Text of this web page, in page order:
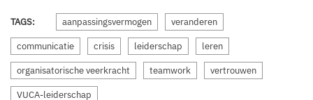
TAGS: aanpassingsvermogen veranderen
communicatie crisis leiderschap leren
organisatorische veerkracht teamwork vertrouwen
VUCA-leiderschap